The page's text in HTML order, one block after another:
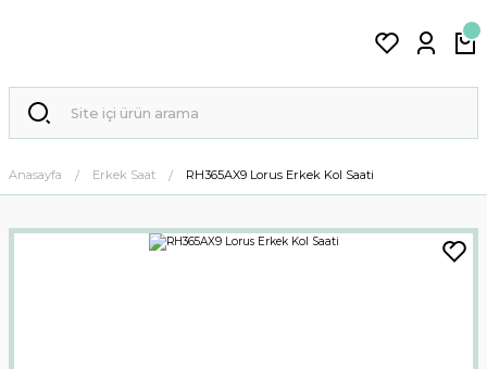
Anasayfa Erkek Saat RH365AX9 Lorus Erkek Kol Saati